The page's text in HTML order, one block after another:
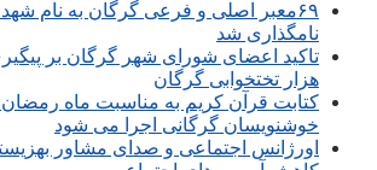
نامگذاری شد
تاکید اعضای شورای شهر گرگان بر
هزار تختخوابی گرگان
کتابت قرآن کریم به مناسبت ماه رمضان
خوشنویسان گرگانی اجرا می شود
اورژانس اجتماعی و صدای مشاور